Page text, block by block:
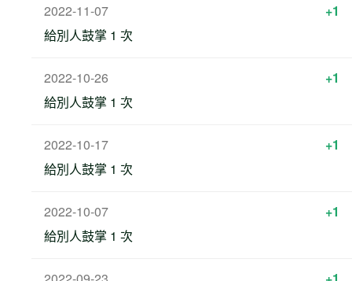
2022-11-07
+1
給別人鼓掌 1 次
2022-10-26
+1
給別人鼓掌 1 次
2022-10-17
+1
給別人鼓掌 1 次
2022-10-07
+1
給別人鼓掌 1 次